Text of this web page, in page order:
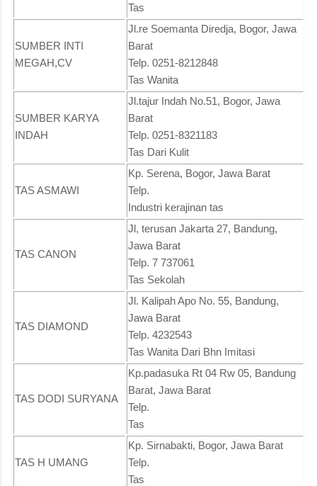
Tas
SUMBER INTI
MEGAH,CV
Jl.re Soemanta Diredja, Bogor, Jawa
Barat
Telp. 0251-8212848
Tas Wanita
SUMBER KARYA
INDAH
Jl.tajur Indah No.51, Bogor, Jawa
Barat
Telp. 0251-8321183
Tas Dari Kulit
TAS ASMAWI
Kp. Serena, Bogor, Jawa Barat
Telp.
Industri kerajinan tas
TAS CANON
Jl, terusan Jakarta 27, Bandung,
Jawa Barat
Telp. 7 737061
Tas Sekolah
TAS DIAMOND
Jl. Kalipah Apo No. 55, Bandung,
Jawa Barat
Telp. 4232543
Tas Wanita Dari Bhn Imitasi
TAS DODI SURYANA
Kp.padasuka Rt 04 Rw 05, Bandung
Barat, Jawa Barat
Telp.
Tas
TAS H UMANG
Kp. Sirnabakti, Bogor, Jawa Barat
Telp.
Tas